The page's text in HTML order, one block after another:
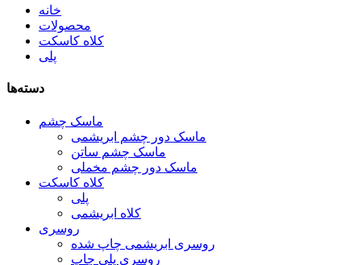
خانه
محصولات
کلاه کاسکت
پلی
دسته‌ها
ماسک چشم
ماسک دور چشم ابریشمی
ماسک چشم ساتن
ماسک دور چشم مخملی
کلاه کاسکت
پلی
کلاه ابریشمی
روسری
روسری ابریشمی چاپ شده
روسری پلی چاپ